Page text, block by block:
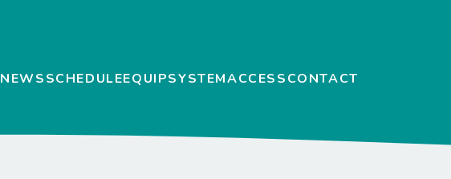
NEWSSCHEDULEEQUIPSYSTEMACCESSCONTACT